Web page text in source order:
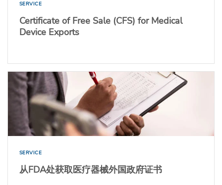
SERVICE
Certificate of Free Sale (CFS) for Medical
Device Exports
SERVICE
从FDA处获取医疗器械外国政府证书